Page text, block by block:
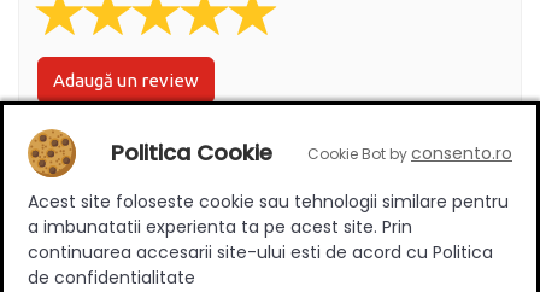
Adaugă un review
Ratingul general al produsului
Politica Cookie Cookie Bot byconsento.ro
Acest site foloseste cookie sau tehnologii similare pentru
a imbunatatii experienta ta pe acest site. Prin
continuarea accesarii site-ului esti de acord cu Politica
de confidentialitate